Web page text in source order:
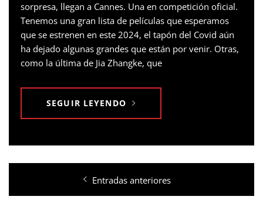
sorpresa, llegan a Cannes. Una en competición oficial.
Tenemos una gran lista de películas que esperamos
que se estrenen en este 2024, el tapón del Covid aún
ha dejado algunas grandes que están por venir. Otras,
como la última de Jia Zhangke, que
SEGUIR LEYENDO
Navegación
de
Entradas anteriores